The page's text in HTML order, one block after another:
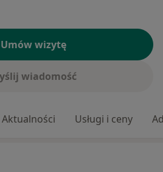
Umów wizytę
wiadomość
Aktualności Usługi i ceny